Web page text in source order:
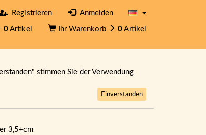
Registrieren Anmelden
0 Artikel Ihr Warenkorb 0 Artikel
stimmen Sie der Verwendung
Einverstanden
3,5+cm